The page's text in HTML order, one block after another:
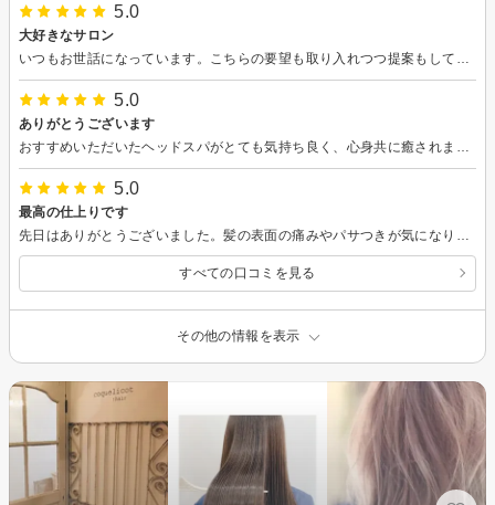
5.0
大好きなサロン
5.0
ありがとうございます
5.0
最高の仕上りです
すべての口コミを見る
その他の情報を表示